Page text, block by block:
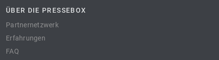
ÜBER DIE PRESSEBOX
Partnernetzwerk
Erfahrungen
FAQ